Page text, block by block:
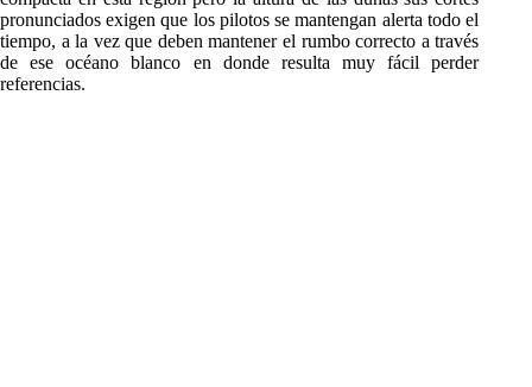
pronunciados exigen que los pilotos se mantengan alerta todo el
tiempo, a la vez que deben mantener el rumbo correcto a través
de ese océano blanco en donde resulta muy fácil perder
referencias.